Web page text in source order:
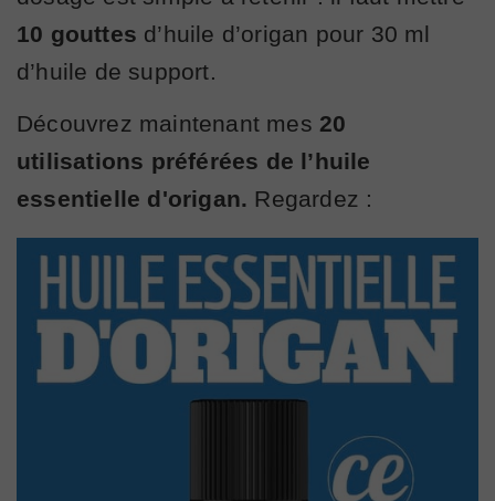
10 gouttes d’huile d’origan pour 30 ml
d’huile de support.
Découvrez maintenant mes 20
utilisations préférées de l’huile
essentielle d'origan. Regardez :